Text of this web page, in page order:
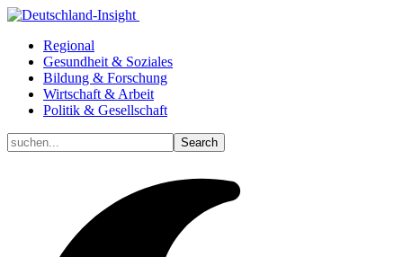
Regional
Gesundheit & Soziales
Bildung & Forschung
Wirtschaft & Arbeit
Politik & Gesellschaft